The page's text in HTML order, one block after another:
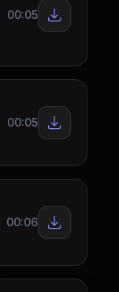
00:05
00:05
00:06